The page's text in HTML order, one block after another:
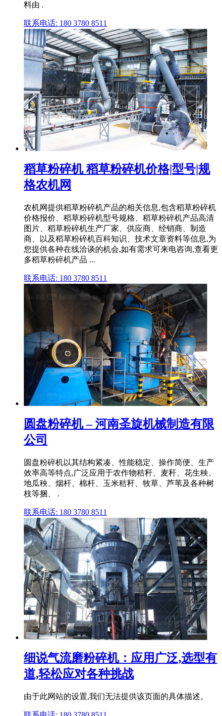
料由 .
联系电话: 180 3780 8511
稻草粉碎机 稻草粉碎机价格|型号|规
格农机网
农机网提供稻草粉碎机产品的相关信息,包含稻草粉碎机
价格报价、稻草粉碎机型号规格、稻草粉碎机产品高清
图片、稻草粉碎机生产厂家、供应商、经销商、制造
商、以及稻草粉碎机百科知识、技术文章资料等信息,为
您提供各种在线洽谈的机会,如有需求可来电咨询,查看更
多稻草粉碎机产品 ...
联系电话: 180 3780 8511
圆盘粉碎机 – 河南圣旋机械制造有限
公司
圆盘粉碎机以其结构紧凑、性能稳定、操作简便、生产
效率高等特点,广泛应用于农作物秸秆、麦秆、花生秧、
地瓜秧、烟杆、棉杆、玉米秸秆、牧草、芦苇及各种树
枝等捆、 .
联系电话: 180 3780 8511
细说气流磨粉碎机：应用广泛,选型有
道,轻松应对各种挑战
由于此网站的设置,我们无法提供该页面的具体描述。